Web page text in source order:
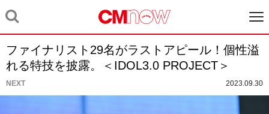
ファイナリスト29名がラストアピール！個性溢
れる特技を披露。＜IDOL3.0 PROJECT＞
NEXT 2023.09.30